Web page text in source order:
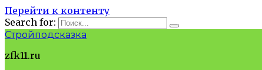
Перейти к контенту
Search for:
Стройподсказка
zfk11.ru